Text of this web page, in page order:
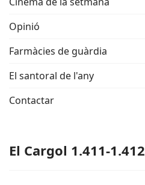
Opinió
Farmàcies de guàrdia
El santoral de l'any
Contactar
El Cargol 1.411-1.412